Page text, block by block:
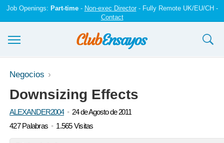
Job Openings: Part-time- Non-exec Director- Fully Remote UK/EU/CH -
Contact
Ensayos y trabajos
Registrarse
Iniciar sesión
Negocios
Downsizing Effects
ALEXANDER2004
24 de Agosto de 2011
427 Palabras
1.565 Visitas